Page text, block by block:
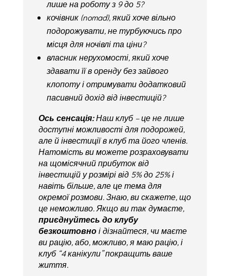
лише на роботу з 9 до 5?
кочівник (nomad), який хоче вільно
подорожувати, не турбуючись про
місця для ночівлі та ціни?
власник нерухомості, який хоче
здавати її в оренду без зайвого
клопоту і отримувати додатковий
пасивний дохід від інвестицій?
Ось сенсація:Наш клуб – це не лише
доступні можливості для подорожей,
але й інвестиції в клуб та його членів.
Натомість ви можете розраховувати
на щомісячний прибуток від
інвестицій у розмірі від 5% до 25% і
навіть більше, але це тема для
окремої розмови. Знаю, ви скажете, що
це неможливо. Якщо ви так думаєте,
приєднуйтесь до клубу
безкоштовноі дізнайтеся, чи маєте
ви рацію, або, можливо, я маю рацію, і
клуб “4 канікули” покращить ваше
життя.